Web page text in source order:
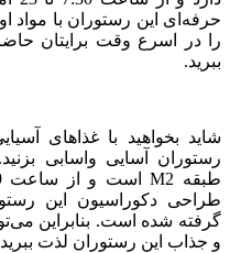
حرفه‌ای این رستوران با
را در اسرع وقت برایتان
ببرید.
شاید بخواهید با غذاهای
رستوران آسایی واسابی
طراحی دکوراسیون این
گرفته شده است. بنابراین
و جذاب این رستوران لذت